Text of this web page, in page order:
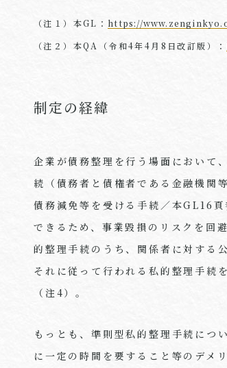
（注１）本GL： https://
（注２）本QA（令和4年4月8日改訂版）：
制定の経緯
企業が債務整理を行う場面において
続（債務者と債権者である金融機関
債務減免等を受ける手続／本GL16
できるため、事業毀損のリスクを回
的整理手続のうち、関係者に対する
それに従って行われる私的整理手続
（注4）。
もっとも、準則型私的整理手続につ
に一定の時間を要すること等のデメ